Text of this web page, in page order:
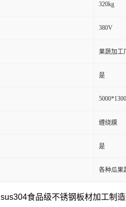
320kg
380V
果蔬加工
是
缠绕膜
是
各种瓜果
食品级不锈钢板材加工制